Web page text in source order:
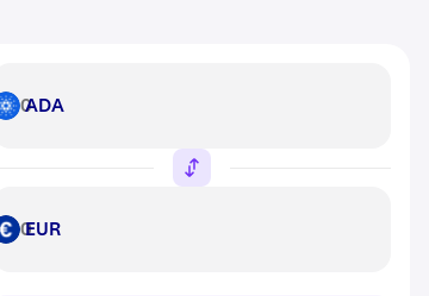
ADA
EUR EUR